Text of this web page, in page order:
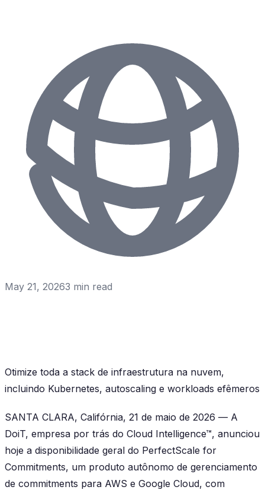
May 21, 20263 min read
Otimize toda a stack de infraestrutura na nuvem,
incluindo Kubernetes, autoscaling e workloads efêmeros
SANTA CLARA, Califórnia, 21 de maio de 2026 — A
DoiT, empresa por trás do Cloud Intelligence™, anunciou
hoje a disponibilidade geral do PerfectScale for
Commitments, um produto autônomo de gerenciamento
de commitments para AWS e Google Cloud, com